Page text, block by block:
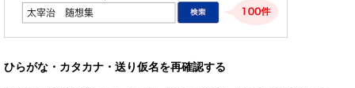
ひらがな・カタカナ・送り仮名を再確認する